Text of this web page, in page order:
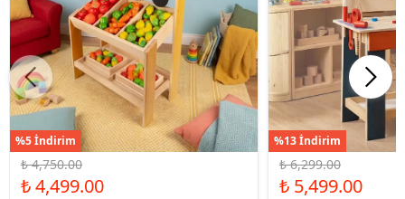
%5 İndirim
₺ 4,750.00
₺ 4,499.00
%13 İndirim
₺ 6,299.00
₺ 5,499.00